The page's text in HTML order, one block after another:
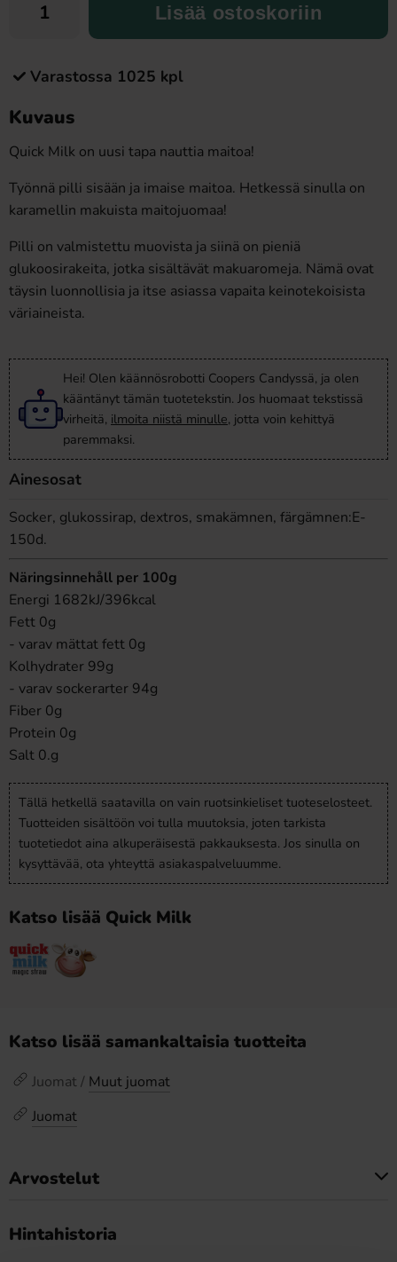
Lisää ostoskoriin
Varastossa 1025 kpl
Kuvaus
Quick Milk on uusi tapa nauttia maitoa!
Työnnä pilli sisään ja imaise maitoa. Hetkessä sinulla on
karamellin makuista maitojuomaa!
Pilli on valmistettu muovista ja siinä on pieniä
glukoosirakeita, jotka sisältävät makuaromeja. Nämä ovat
täysin luonnollisia ja itse asiassa vapaita keinotekoisista
väriaineista.
Hei! Olen käännösrobotti Coopers Candyssä, ja olen
kääntänyt tämän tuotetekstin. Jos huomaat tekstissä
virheitä, ilmoita niistä minulle, jotta voin kehittyä
paremmaksi.
Ainesosat
Socker, glukossirap, dextros, smakämnen, färgämnen:E-
150d.
Näringsinnehåll per 100g
Energi 1682kJ/396kcal
Fett 0g
- varav mättat fett 0g
Kolhydrater 99g
- varav sockerarter 94g
Fiber 0g
Protein 0g
Salt 0.g
Tällä hetkellä saatavilla on vain ruotsinkieliset tuoteselosteet.
Tuotteiden sisältöön voi tulla muutoksia, joten tarkista
tuotetiedot aina alkuperäisestä pakkauksesta. Jos sinulla on
kysyttävää, ota yhteyttä asiakaspalveluumme.
Katso lisää Quick Milk
Katso lisää samankaltaisia tuotteita
Juomat / Muut juomat
Juomat
Arvostelut
Hintahistoria